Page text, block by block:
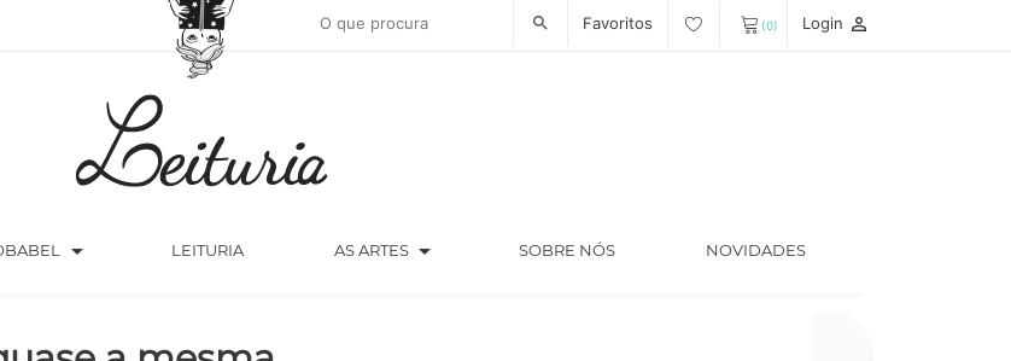
search Favoritos (0) Login person_outline
arrow_drop_down LEITURIA AS ARTES arrow_drop_down SOBRE NÓS NOVIDADES